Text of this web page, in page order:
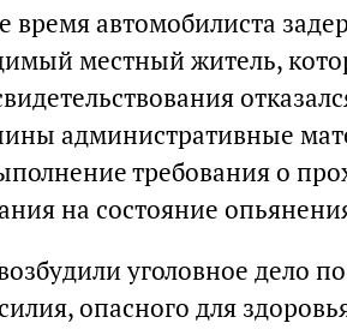
время автомобилиста
местный житель,
административные
требования о
на состояние
уголовное дело
опасного для